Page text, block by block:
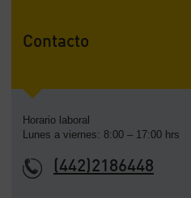
Contacto
Horario laboral
Lunes a viernes: 8:00 – 17:00 hrs
(442)2186448